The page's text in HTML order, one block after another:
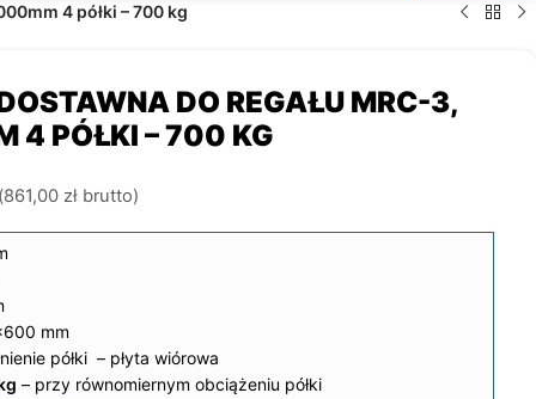
4 półki – 700 kg
DO REGAŁU MRC-3,
4 PÓŁKI – 700 KG
861,00 zł brutto)
mm
półki – płyta wiórowa
– przy równomiernym obciążeniu półki